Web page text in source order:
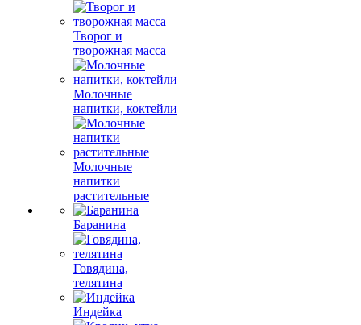
Творог и
творожная масса
Молочные
напитки, коктейли
Молочные
напитки
растительные
Баранина
Говядина,
телятина
Индейка